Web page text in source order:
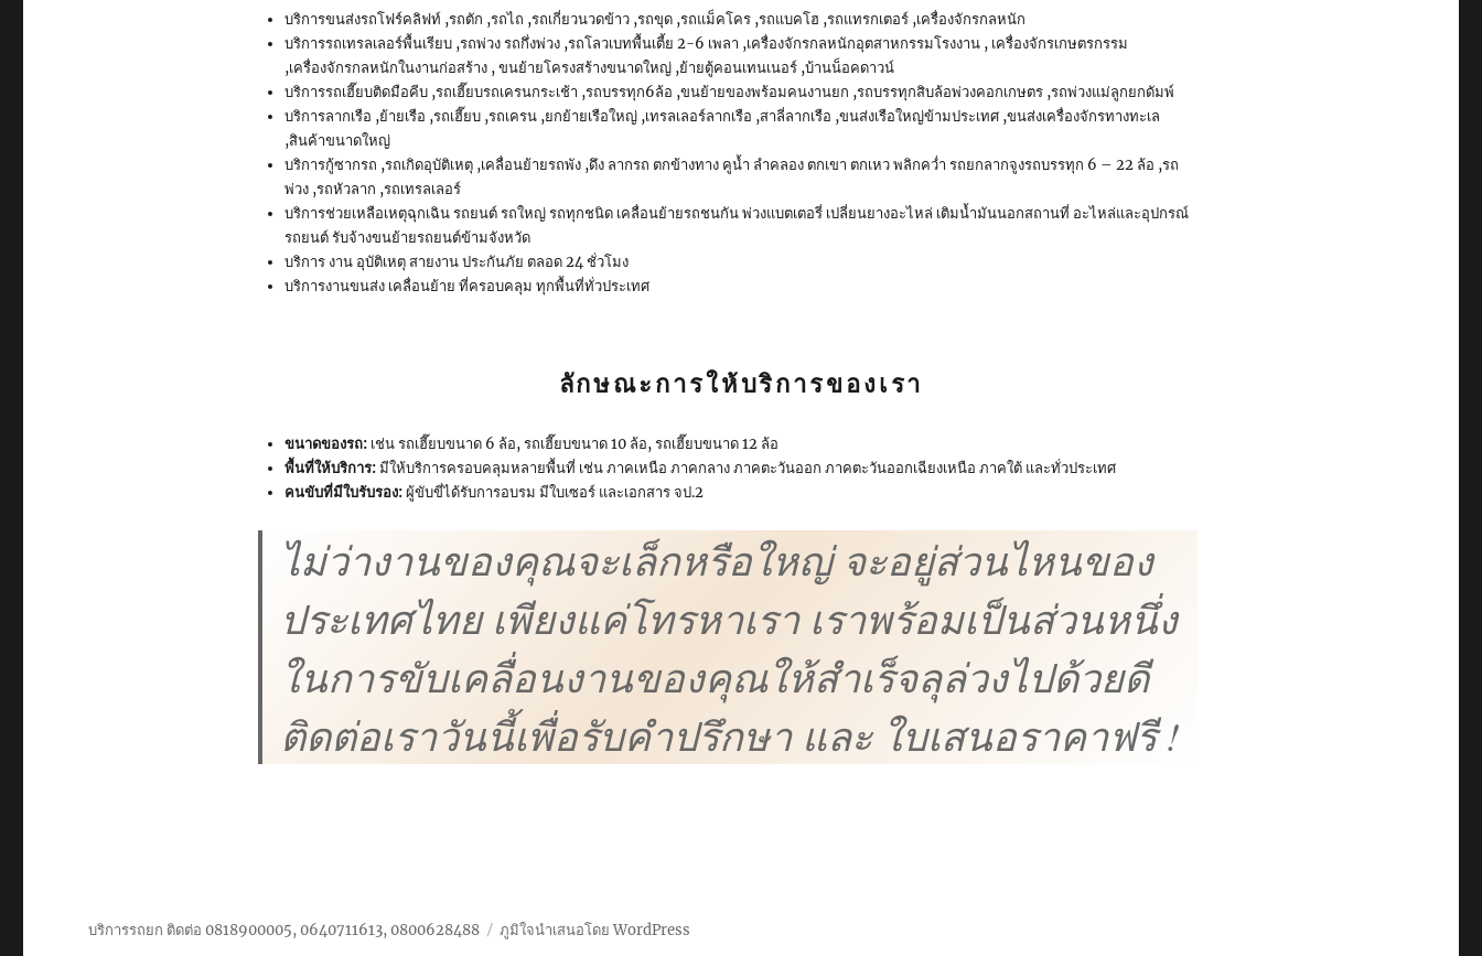
บริการขนส่งรถโฟร์คลิฟท์ ,รถตัก ,รถไถ ,รถเกี่ยวนวดข้าว ,รถขุด ,รถแม็คโคร ,รถแบคโฮ ,รถแทรกเตอร์ ,เครื่องจักรกลหนัก
บริการรถเทรลเลอร์พื้นเรียบ ,รถพ่วง รถกึ่งพ่วง ,รถโลวเบทพื้นเตี้ย 2-6 เพลา ,เครื่องจักรกลหนักอุตสาหกรรมโรงงาน , เครื่องจักรเกษตรกรรม
,เครื่องจักรกลหนักในงานก่อสร้าง , ขนย้ายโครงสร้างขนาดใหญ่ ,ย้ายตู้คอนเทนเนอร์ ,บ้านน็อคดาวน์
บริการรถเฮี๊ยบติดมือคีบ ,รถเฮี๊ยบรถเครนกระเช้า ,รถบรรทุก6ล้อ ,ขนย้ายของพร้อมคนงานยก ,รถบรรทุกสิบล้อพ่วงคอกเกษตร ,รถพ่วงแม่ลูกยกดัมพ์
บริการลากเรือ ,ย้ายเรือ ,รถเฮี๊ยบ ,รถเครน ,ยกย้ายเรือใหญ่ ,เทรลเลอร์ลากเรือ ,สาลี่ลากเรือ ,ขนส่งเรือใหญ่ข้ามประเทศ ,ขนส่งเครื่องจักรทางทะเล
,สินค้าขนาดใหญ่
บริการกู้ซากรถ ,รถเกิดอุบัติเหตุ ,เคลื่อนย้ายรถพัง ,ดึง ลากรถ ตกข้างทาง คูน้ำ ลำคลอง ตกเขา ตกเหว พลิกคว่ำ รถยกลากจูงรถบรรทุก 6 – 22 ล้อ ,รถ
พ่วง ,รถหัวลาก ,รถเทรลเลอร์
บริการช่วยเหลือเหตุฉุกเฉิน รถยนต์ รถใหญ่ รถทุกชนิด เคลื่อนย้ายรถชนกัน พ่วงแบตเตอรี่ เปลี่ยนยางอะไหล่ เติมน้ำมันนอกสถานที่ อะไหล่และอุปกรณ์
รถยนต์ รับจ้างขนย้ายรถยนต์ข้ามจังหวัด
บริการ งาน อุบัติเหตุ สายงาน ประกันภัย ตลอด 24 ชั่วโมง
บริการงานขนส่ง เคลื่อนย้าย ที่ครอบคลุม ทุกพื้นที่ทั่วประเทศ
ลักษณะการให้บริการของเรา
ขนาดของรถ:เช่น รถเฮี๊ยบขนาด 6 ล้อ, รถเฮี๊ยบขนาด 10 ล้อ, รถเฮี๊ยบขนาด 12 ล้อ
พื้นที่ให้บริการ:มีให้บริการครอบคลุมหลายพื้นที่ เช่น ภาคเหนือ ภาคกลาง ภาคตะวันออก ภาคตะวันออกเฉียงเหนือ ภาคใต้ และทั่วประเทศ
คนขับที่มีใบรับรอง:ผู้ขับขี่ได้รับการอบรม มีใบเซอร์ และเอกสาร จป.2
ไม่ว่างานของคุณจะเล็กหรือใหญ่ จะอยู่ส่วนไหนของ
ประเทศไทย เพียงแค่โทรหาเรา เราพร้อมเป็นส่วนหนึ่ง
ในการขับเคลื่อนงานของคุณให้สำเร็จลุล่วงไปด้วยดี
ติดต่อเราวันนี้เพื่อรับคำปรึกษา และ ใบเสนอราคาฟรี !
บริการรถยก ติดต่อ 0818900005, 0640711613, 0800628488 ภูมิใจนำเสนอโดย WordPress